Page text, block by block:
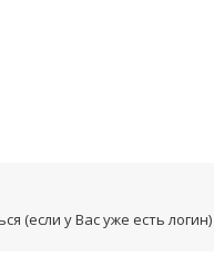
у Вас уже есть